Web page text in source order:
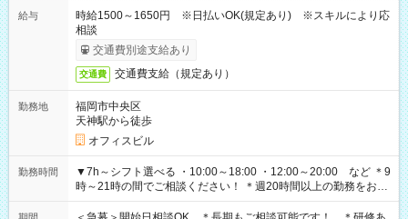
給与
時給1500～1650円 ※日払いOK(規定あり) ※スキルにより応
相談
交通費別途支給あり
交通費 交通費支給（規定あり）
勤務地
福岡市中央区
天神駅から徒歩
オフィスビル
勤務時間
▼7h～シフト選べる ・10:00～18:00 ・12:00～20:00 など ＊9
時～21時の間でご相談ください！ ＊週20時間以上の勤務をお願
いします